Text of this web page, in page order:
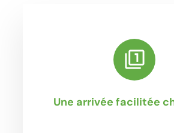
Une arrivée facilitée